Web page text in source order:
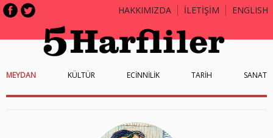
HAKKIMIZDA İLETİŞİM ENGLISH
MEYDAN KÜLTÜR ECİNNİLİK TARİH SANAT